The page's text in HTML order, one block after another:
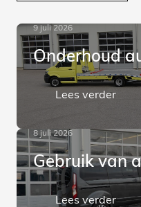
9 juli 2026
Onderhoud
Lees verder
8 juli 2026
Gebruik van
Lees verder